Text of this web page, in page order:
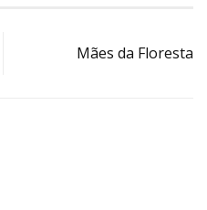
Mães da Floresta